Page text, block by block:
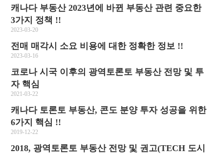
캐나다 부동산 2023년에 바뀐 부동산 관련 중요한
3가지 정책 !!
2023-03-20
전매 매각시 소요 비용에 대한 정확한 정보 !!
2023-03-16
코로나 시국 이후의 광역토론토 부동산 전망 및 투
자 핵심
2021-03-22
캐나다 토론토 부동산, 콘도 분양 투자 성공을 위한
6가지 핵심 !!
2019-12-22
2018, 광역토론토 부동산 전망 및 권고(TECH 도시